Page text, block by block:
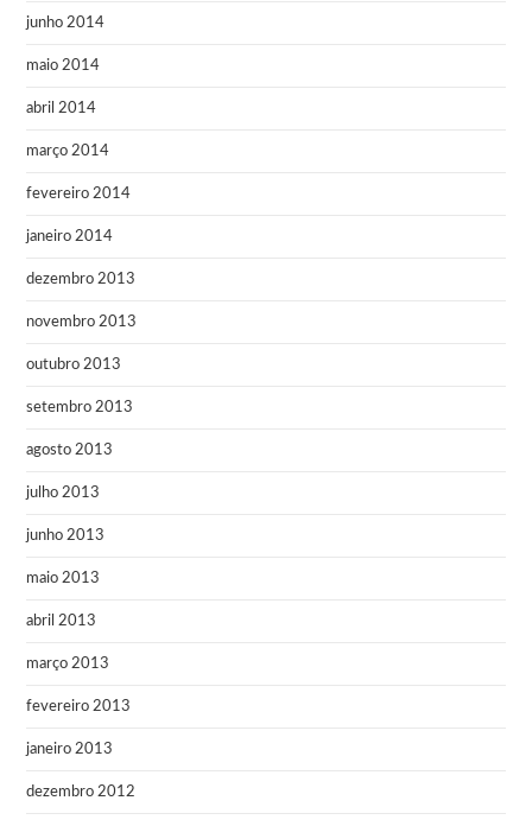
junho 2014
maio 2014
abril 2014
março 2014
fevereiro 2014
janeiro 2014
dezembro 2013
novembro 2013
outubro 2013
setembro 2013
agosto 2013
julho 2013
junho 2013
maio 2013
abril 2013
março 2013
fevereiro 2013
janeiro 2013
dezembro 2012